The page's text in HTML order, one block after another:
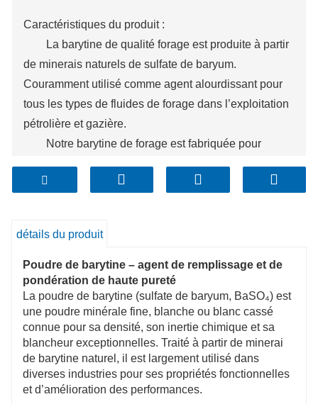
Caractéristiques du produit :
La barytine de qualité forage est produite à partir
de minerais naturels de sulfate de baryum.
Couramment utilisé comme agent alourdissant pour
tous les types de fluides de forage dans l’exploitation
pétrolière et gazière.
Notre barytine de forage est fabriquée pour
Ce grade peut également être utilisé dans les
détails du produit
Poudre de barytine – agent de remplissage et de
pondération de haute pureté
La poudre de barytine (sulfate de baryum, BaSO₄) est
une poudre minérale fine, blanche ou blanc cassé
connue pour sa densité, son inertie chimique et sa
blancheur exceptionnelles. Traité à partir de minerai
de barytine naturel, il est largement utilisé dans
diverses industries pour ses propriétés fonctionnelles
et d’amélioration des performances.